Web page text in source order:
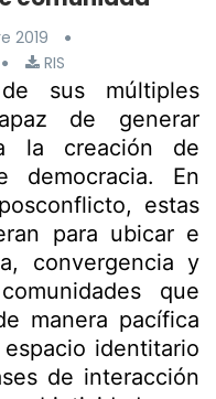
2019
RIS
sus múltiples
de generar
la creación de
democracia. En
estas
para ubicar e
convergencia y
que
manera pacífica
identitario
de interacción